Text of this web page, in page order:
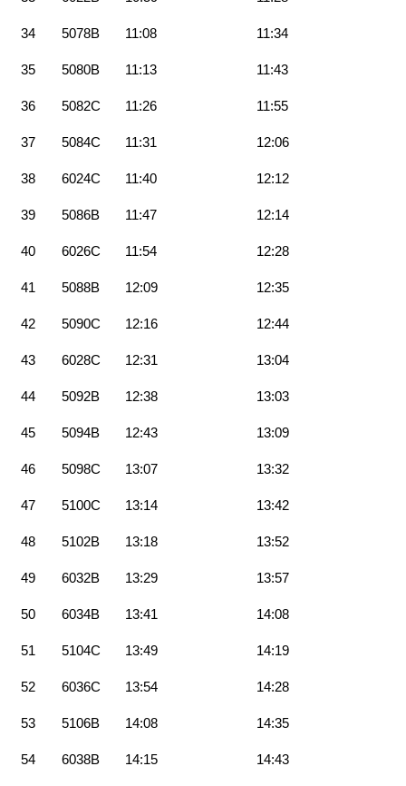
34 5078B 11:08 11:34
35 5080B 11:13 11:43
36 5082C 11:26 11:55
37 5084C 11:31 12:06
38 6024C 11:40 12:12
39 5086B 11:47 12:14
40 6026C 11:54 12:28
41 5088B 12:09 12:35
42 5090C 12:16 12:44
43 6028C 12:31 13:04
44 5092B 12:38 13:03
45 5094B 12:43 13:09
46 5098C 13:07 13:32
47 5100C 13:14 13:42
48 5102B 13:18 13:52
49 6032B 13:29 13:57
50 6034B 13:41 14:08
51 5104C 13:49 14:19
52 6036C 13:54 14:28
53 5106B 14:08 14:35
54 6038B 14:15 14:43